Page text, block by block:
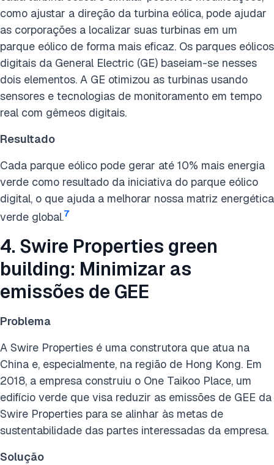
como ajustar a direção da turbina eólica, pode ajudar
as corporações a localizar suas turbinas em um
parque eólico de forma mais eficaz. Os parques eólicos
digitais da General Electric (GE) baseiam-se nesses
dois elementos. A GE otimizou as turbinas usando
sensores e tecnologias de monitoramento em tempo
real com gêmeos digitais.
Resultado
Cada parque eólico pode gerar até 10% mais energia
verde como resultado da iniciativa do parque eólico
digital, o que ajuda a melhorar nossa matriz energética
verde global.7
4. Swire Properties green
building: Minimizar as
emissões de GEE
Problema
A Swire Properties é uma construtora que atua na
China e, especialmente, na região de Hong Kong. Em
2018, a empresa construiu o One Taikoo Place, um
edifício verde que visa reduzir as emissões de GEE da
Swire Properties para se alinhar às metas de
sustentabilidade das partes interessadas da empresa.
Solução